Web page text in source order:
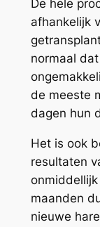
De hele
afhankelijk
normaal
de meeste
dagen hun
Het is ook
resultaten
maanden
nieuwe